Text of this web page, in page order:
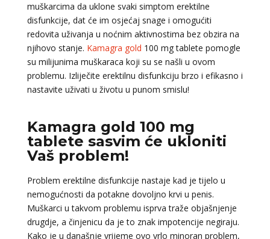
muškarcima da uklone svaki simptom erektilne
disfunkcije, dat će im osjećaj snage i omogućiti
redovita uživanja u noćnim aktivnostima bez obzira na
njihovo stanje. Kamagra gold 100 mg tablete pomogle
su milijunima muškaraca koji su se našli u ovom
problemu. Izliječite erektilnu disfunkciju brzo i efikasno i
nastavite uživati u životu u punom smislu!
Kamagra gold 100 mg
tablete sasvim će ukloniti
Vaš problem!
Problem erektilne disfunkcije nastaje kad je tijelo u
nemogućnosti da potakne dovoljno krvi u penis.
Muškarci u takvom problemu isprva traže objašnjenje
drugdje, a činjenicu da je to znak impotencije negiraju.
Kako je u današnje vrijeme ovo vrlo minoran problem,